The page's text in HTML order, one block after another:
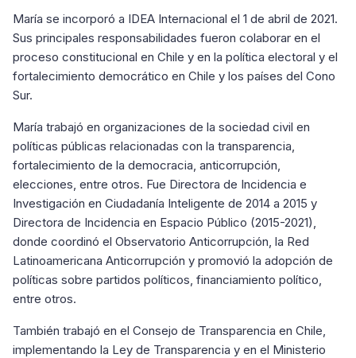
María se incorporó a IDEA Internacional el 1 de abril de 2021.
Sus principales responsabilidades fueron colaborar en el
proceso constitucional en Chile y en la política electoral y el
fortalecimiento democrático en Chile y los países del Cono
Sur.
María trabajó en organizaciones de la sociedad civil en
políticas públicas relacionadas con la transparencia,
fortalecimiento de la democracia, anticorrupción,
elecciones, entre otros. Fue Directora de Incidencia e
Investigación en Ciudadanía Inteligente de 2014 a 2015 y
Directora de Incidencia en Espacio Público (2015-2021),
donde coordinó el Observatorio Anticorrupción, la Red
Latinoamericana Anticorrupción y promovió la adopción de
políticas sobre partidos políticos, financiamiento político,
entre otros.
También trabajó en el Consejo de Transparencia en Chile,
implementando la Ley de Transparencia y en el Ministerio